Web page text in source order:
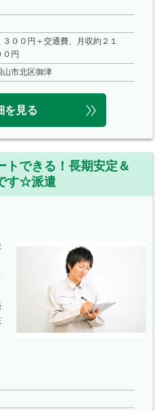
３００円＋交通費、月収約２１
０円
山市北区御津
を見る
トできる！長期安定＆
す☆派遣